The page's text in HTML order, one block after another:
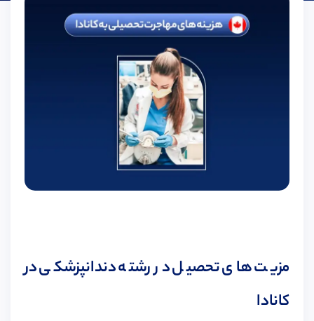
مزیت های تحصیل در رشته دندانپزشکی در
کانادا